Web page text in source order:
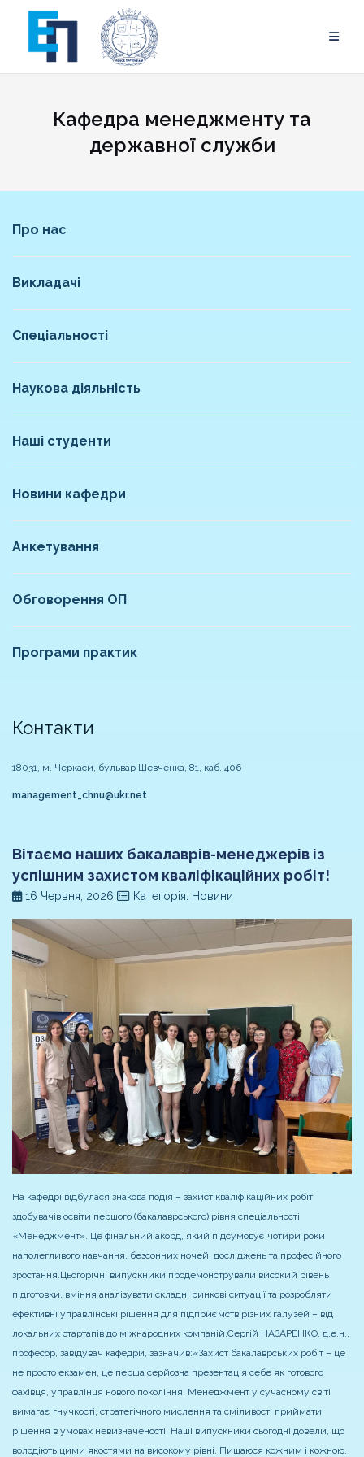
content
Кафедра менеджменту та
державної служби
Про нас
Викладачі
Спеціальності
Наукова діяльність
Наші студенти
Новини кафедри
Анкетування
Обговорення ОП
Програми практик
Контакти
18031, м. Черкаси, бульвар Шевченка, 81, каб. 406
management_chnu@ukr.net
Вітаємо наших бакалаврів-менеджерів із
успішним захистом кваліфікаційних робіт!
16 Червня, 2026 Категорія: Новини
На кафедрі відбулася знакова подія – захист кваліфікаційних робіт
здобувачів освіти першого (бакалаврського) рівня спеціальності
«Менеджмент». Це фінальний акорд, який підсумовує чотири роки
наполегливого навчання, безсонних ночей, досліджень та професійного
зростання.Цьогорічні випускники продемонстрували високий рівень
підготовки, вміння аналізувати складні ринкові ситуації та розробляти
ефективні управлінські рішення для підприємств різних галузей – від
локальних стартапів до міжнародних компаній.Сергій НАЗАРЕНКО, д.е.н.,
професор, завідувач кафедри, зазначив:«Захист бакалаврських робіт – це
не просто екзамен, це перша серйозна презентація себе як готового
фахівця, управлінця нового покоління. Менеджмент у сучасному світі
вимагає гнучкості, стратегічного мислення та сміливості приймати
рішення в умовах невизначеності. Наші випускники сьогодні довели, що
володіють цими якостями на високому рівні. Пишаюся кожним і кожною.